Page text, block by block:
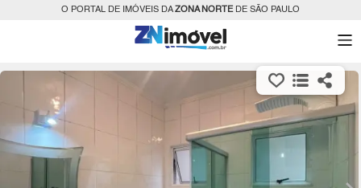
O PORTAL DE IMÓVEIS DAZONA NORTEDE SÃO PAULO